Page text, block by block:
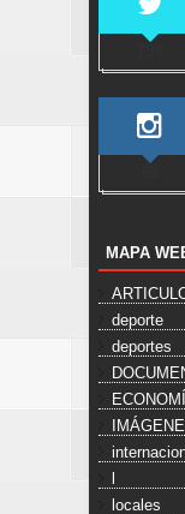
MAPA
deporte
deportes
locales